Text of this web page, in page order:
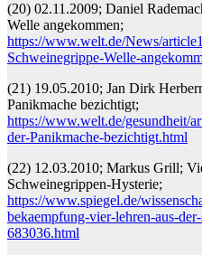
(20) 02.11.2009; Daniel
Welle angekommen;
https://www.welt.de/News/
Schweinegrippe-Welle-
(21) 19.05.2010; Jan Dirk
Panikmache bezichtigt;
https://www.welt.de/gesundheit/
der-Panikmache-bezichtigt.html
(22) 12.03.2010; Markus Grill;
Schweinegrippen-Hysterie;
https://www.spiegel.de/
bekaempfung-vier-lehren-aus-
683036.html